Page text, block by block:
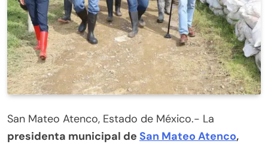
San Mateo Atenco, Estado de México.- La
presidenta municipal de San Mateo Atenco,